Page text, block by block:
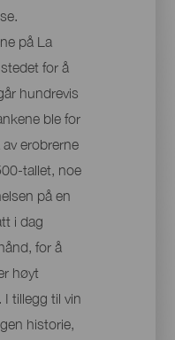
på La
for å
hundrevis
ble for
erobrerne
tallet, noe
på en
i dag
for å
høyt
I tillegg til vin
historie,